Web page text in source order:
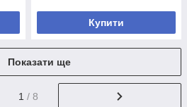
Купити
Показати ще
1 / 8